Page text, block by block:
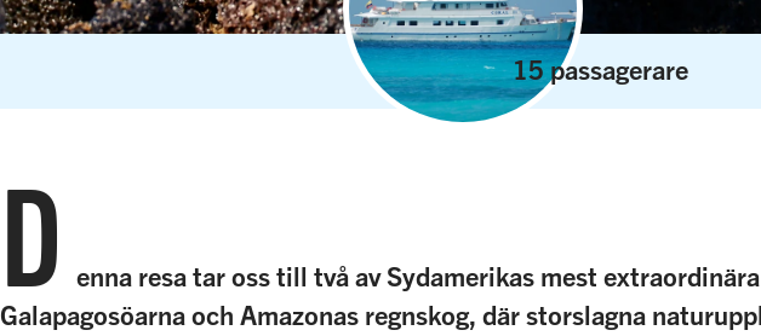
Coral II 15 passagerare
D
enna resa tar oss till två av Sydamerikas mest
Galapagosöarna och Amazonas regnskog, där storslagna